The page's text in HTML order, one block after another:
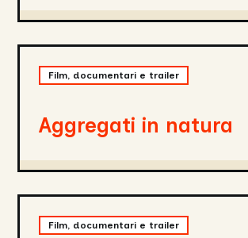
Film, documentari e trailer
Aggregati in natura
natura
Film, documentari e trailer
Affair